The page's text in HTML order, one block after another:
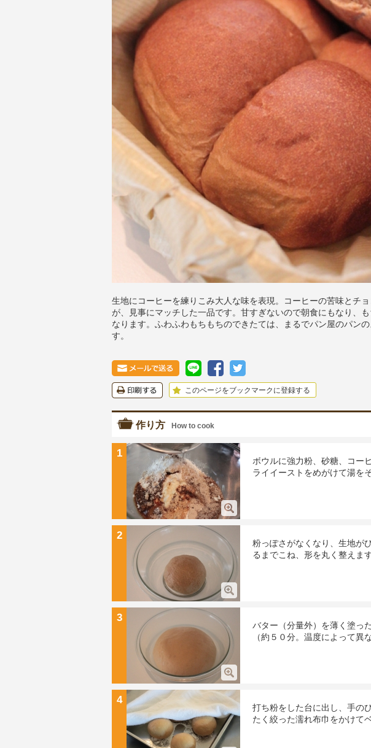
生地にコーヒーを練りこみ大人な味を表現。コーヒーの苦味とチ
が、見事にマッチした一品です。甘すぎないので朝食にもなり、
なります。ふわふわもちもちのできたては、まるでパン屋のパン
す。
このページをブックマークに登録する
作り方 How to cook
1
ボウルに強力粉、砂糖、コー
ライイーストをめがけて湯を
2
粉っぽさがなくなり、生地が
るまでこね、形を丸く整えます
3
バター（分量外）を薄く塗っ
（約５０分。温度によって異
4
打ち粉をした台に出し、手の
たく絞った濡れ布巾をかけて